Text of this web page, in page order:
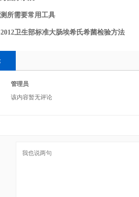
所需要常用工具
卫生部标准大肠埃希氏希菌检验方法
管理员
该内容暂无评论